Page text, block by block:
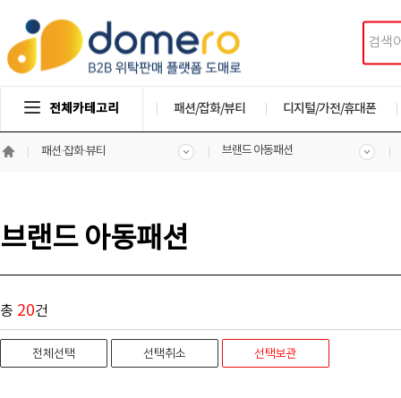
전체카테고리 패션/잡화/뷰티 디지털/가전/휴대폰
패션·잡화·뷰티 브랜드 아동패션
브랜드 아동패션
총 20건